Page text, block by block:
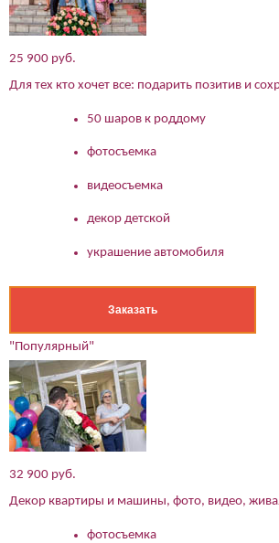
данных в соответствии Политикой
25 900 руб.
Для тех кто хочет все: подарить позитив и
50 шаров к роддому
фотосъемка
видеосъемка
декор детской
украшение автомобиля
Заказать
"Популярный"
32 900 руб.
Декор квартиры и машины, фото, видео,
фотосъемка